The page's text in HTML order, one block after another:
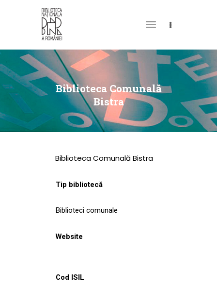
Biblioteca Comunală
Bistra
DESPRE NOI
PERMISUL MEU DE
BIBLIOTECĂ
CATALOAGE ȘI
COLECȚII
CULTURALE
NOUTĂȚI
Biblioteca Comunală Bistra
Tip bibliotecă
Biblioteci comunale
Website
Cod ISIL